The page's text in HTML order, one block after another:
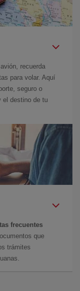
recuerda
para volar. Aquí
seguro o
el destino de tu
frecuentes
que
trámites